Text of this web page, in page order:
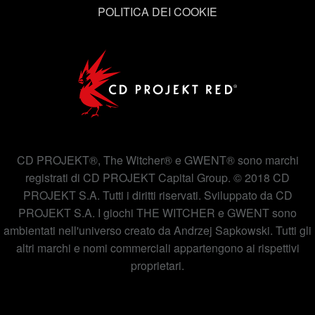
POLITICA DEI COOKIE
CD PROJEKT®, The Witcher® e GWENT® sono marchi
registrati di CD PROJEKT Capital Group. © 2018 CD
PROJEKT S.A. Tutti i diritti riservati. Sviluppato da CD
PROJEKT S.A. I giochi THE WITCHER e GWENT sono
ambientati nell'universo creato da Andrzej Sapkowski. Tutti gli
altri marchi e nomi commerciali appartengono ai rispettivi
proprietari.